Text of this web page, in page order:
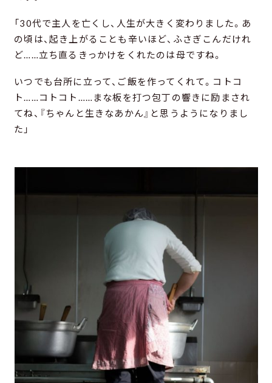
「30代で主人を亡くし、人生が大きく変わりました。あ
の頃は、起き上がることも辛いほど、ふさぎこんだけれ
ど……立ち直るきっかけをくれたのは母ですね。
いつでも台所に立って、ご飯を作ってくれて。コトコ
ト……コトコト……まな板を打つ包丁の響きに励まされ
てね、『ちゃんと生きなあかん』と思うようになりまし
た」